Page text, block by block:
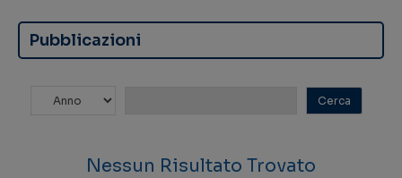
Pubblicazioni
Nessun Risultato Trovato